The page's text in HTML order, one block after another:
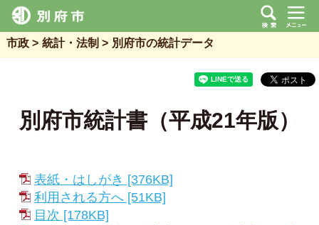
市政 統計・法制 別府市の統計データ
別府市統計書（平成21年版）
表紙・はしがき [376KB]
利用される方へ [51KB]
目次 [178KB]